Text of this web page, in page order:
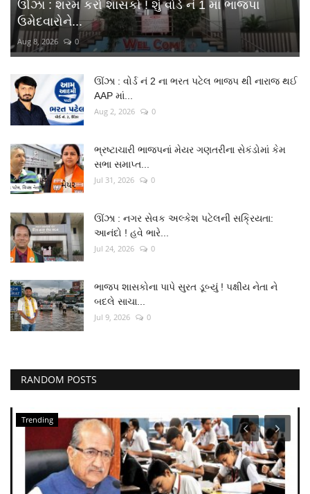
ઊંઝા : શરમ કરો શાસકો ! શું વોર્ડ નં 1 માં ભાજપા
ઉમેદવારોને...
Aug 8, 2026 0
ઊંઝા : વોર્ડ નં 2 ના ભરત પટેલ ભાજપ થી નારાજ થઈ
AAP માં...
Aug 2, 2026 0
ભ્રષ્ટાચારી ભાજપનાં મેયર ગણતરીના સેકંડોમાં કેમ
સભા સમાપ્ત...
Jul 31, 2026 0
ઊંઝા : નગર સેવક અલ્કેશ પટેલની સક્રિયતા:
આનંદો ! હવે ભારે...
Jul 24, 2026 0
ભાજપ શાસકોના પાપે સુરત ડૂબ્યું ! પક્ષીય નેતા ને
બદલે સાચા...
Jul 9, 2026 0
RANDOM POSTS
Surat